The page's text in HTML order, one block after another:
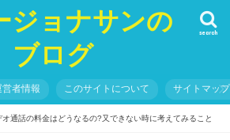
ジョナサンの
ブログ
search
者情報 このサイトについて サイトマップ
オ通話の料金はどうなるの?又できない時に考えてみること